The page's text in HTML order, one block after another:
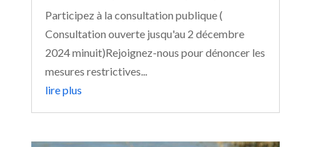
Participez à la consultation publique (
Consultation ouverte jusqu'au 2 décembre
2024 minuit)Rejoignez-nous pour dénoncer les
mesures restrictives...
lire plus